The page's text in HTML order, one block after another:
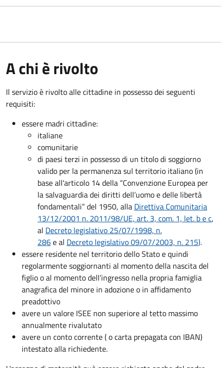
A chi è rivolto
Il servizio è rivolto alle cittadine in possesso dei seguenti
requisiti:
essere madri cittadine:
italiane
comunitarie
di paesi terzi in possesso di un titolo di soggiorno
valido per la permanenza sul territorio italiano (in
base all'articolo 14 della “Convenzione Europea per
la salvaguardia dei diritti dell’uomo e delle libertà
fondamentali” del 1950, alla Direttiva Comunitaria
13/12/2001 n. 2011/98/UE, art. 3, com. 1, let. b e c,
al Decreto legislativo 25/07/1998, n.
286e al Decreto legislativo 09/07/2003, n. 215).
essere residente nel territorio dello Stato e quindi
regolarmente soggiornanti al momento della nascita del
figlio o al momento dell’ingresso nella propria famiglia
anagrafica del minore in adozione o in affidamento
preadottivo
avere un valore ISEE non superiore al tetto massimo
annualmente rivalutato
avere un conto corrente ( o carta prepagata con IBAN)
intestato alla richiedente.